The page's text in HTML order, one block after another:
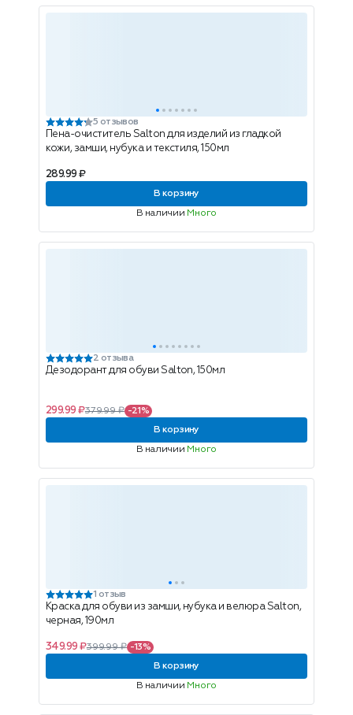
5 отзывов
Пена-очиститель Salton для изделий из гладкой
кожи, замши, нубука и текстиля, 150мл
289.99 ₽
В корзину
В наличии Много
2 отзыва
Дезодорант для обуви Salton, 150мл
299.99 ₽379.99 ₽ -21%
В корзину
В наличии Много
1 отзыв
Краска для обуви из замши, нубука и велюра Salton,
черная, 190мл
349.99 ₽399.99 ₽ -13%
В корзину
В наличии Много